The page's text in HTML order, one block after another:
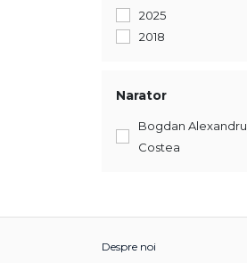
2025
2018
Narator
Bogdan Alexandru
Costea
Despre noi